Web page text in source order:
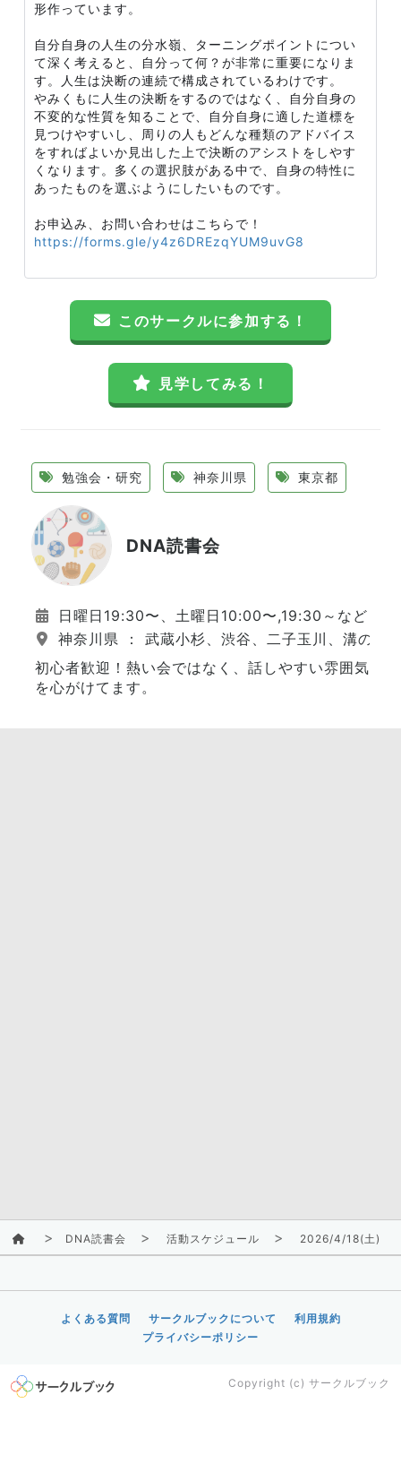
形作っています。
自分自身の人生の分水嶺、ターニングポイントについ
て深く考えると、自分って何？が非常に重要になりま
す。人生は決断の連続で構成されているわけです。
やみくもに人生の決断をするのではなく、自分自身の
不変的な性質を知ることで、自分自身に適した道標を
見つけやすいし、周りの人もどんな種類のアドバイス
をすればよいか見出した上で決断のアシストをしやす
くなります。多くの選択肢がある中で、自身の特性に
あったものを選ぶようにしたいものです。
お申込み、お問い合わせはこちらで！
https://forms.gle/y4z6DREzqYUM9uvG8
このサークルに参加する！
見学してみる！
勉強会・研究 神奈川県 東京都
DNA読書会
日曜日19:30〜、土曜日10:00〜,19:30～など
神奈川県 ： 武蔵小杉、渋谷、二子玉川、溝の口
初心者歓迎！熱い会ではなく、話しやすい雰囲気
を心がけてます。
DNA読書会 活動スケジュール 2026/4/18(土)
よくある質問 サークルブックについて
利用規約
プライバシーポリシー
Copyright (c) サークルブック